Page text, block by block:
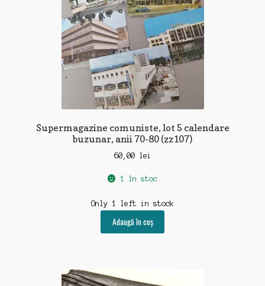
Supermagazine comuniste, lot 5 calendare
buzunar, anii 70-80 (zz107)
60,00 lei
1 în stoc
Only 1 left in stock
Adaugă în coș